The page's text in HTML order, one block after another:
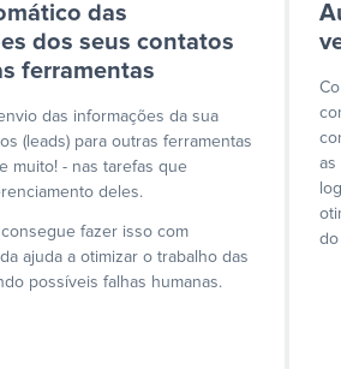
das
dos seus contatos
ferramentas
das informações da sua
(leads) para outras ferramentas
muito! - nas tarefas que
deles.
fazer isso com
ajuda a otimizar o trabalho das
possíveis falhas humanas.
as
do